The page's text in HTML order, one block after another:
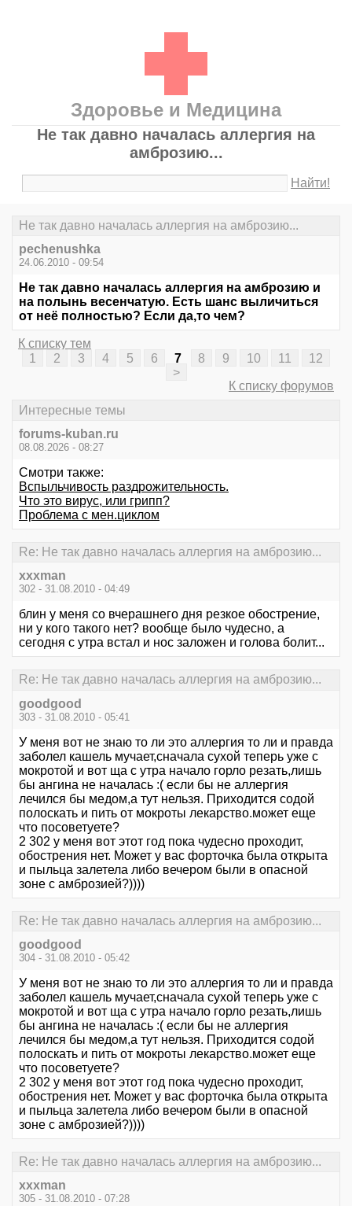
Здоровье и Медицина
Не так давно началась аллергия на
амброзию...
Найти!
Не так давно началась аллергия на амброзию...
pechenushka
24.06.2010 - 09:54
Не так давно началась аллергия на амброзию и
на полынь весенчатую. Есть шанс выличиться
от неё полностью? Если да,то чем?
К списку тем
1
2 3 4 5 6 7 8 9 10 11
12
>
К списку форумов
Интересные темы
forums-kuban.ru
08.08.2026 - 08:27
Смотри также:
Вспыльчивость раздрожительность.
Что это вирус, или грипп?
Проблема с мен.циклом
Re: Не так давно началась аллергия на амброзию...
xxxman
302 - 31.08.2010 - 04:49
блин у меня со вчерашнего дня резкое обострение,
ни у кого такого нет? вообще было чудесно, а
сегодня с утра встал и нос заложен и голова болит...
Re: Не так давно началась аллергия на амброзию...
goodgood
303 - 31.08.2010 - 05:41
У меня вот не знаю то ли это аллергия то ли и правда
заболел кашель мучает,сначала сухой теперь уже с
мокротой и вот ща с утра начало горло резать,лишь
бы ангина не началась :( если бы не аллергия
лечился бы медом,а тут нельзя. Приходится содой
полоскать и пить от мокроты лекарство.может еще
что посоветуете?
2 302 у меня вот этот год пока чудесно проходит,
обострения нет. Может у вас форточка была открыта
и пыльца залетела либо вечером были в опасной
зоне с амброзией?))))
Re: Не так давно началась аллергия на амброзию...
goodgood
304 - 31.08.2010 - 05:42
У меня вот не знаю то ли это аллергия то ли и правда
заболел кашель мучает,сначала сухой теперь уже с
мокротой и вот ща с утра начало горло резать,лишь
бы ангина не началась :( если бы не аллергия
лечился бы медом,а тут нельзя. Приходится содой
полоскать и пить от мокроты лекарство.может еще
что посоветуете?
2 302 у меня вот этот год пока чудесно проходит,
обострения нет. Может у вас форточка была открыта
и пыльца залетела либо вечером были в опасной
зоне с амброзией?))))
Re: Не так давно началась аллергия на амброзию...
xxxman
305 - 31.08.2010 - 07:28